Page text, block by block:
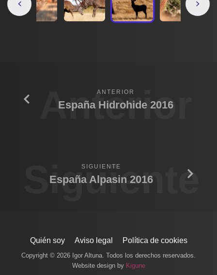
Anterior
ANTERIOR
España Hidrohide 2016
Siguiente
SIGUIENTE
España Alpasin 2016
Quién soy Aviso legal Política de cookies
Copyright © 2026 Igor Altuna. Todos los derechos reservados.
Website design by Kigune